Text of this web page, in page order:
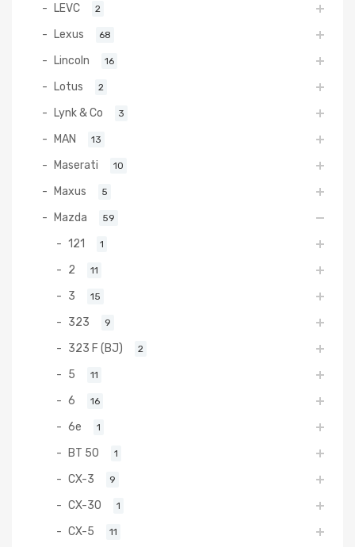
LEVC 2
Lexus 68
Lincoln 16
Lotus 2
Lynk & Co 3
MAN 13
Maserati 10
Maxus 5
Mazda 59
121 1
2 11
3 15
323 9
323 F (BJ) 2
5 11
6 16
6e 1
BT 50 1
CX-3 9
CX-30 1
CX-5 11